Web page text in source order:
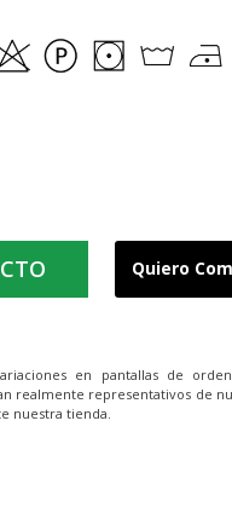
Quiero
en pantallas de
realmente representativos de
nuestra tienda.